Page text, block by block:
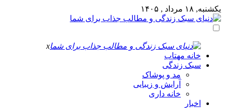
یکشنبه, ۱۸ مرداد , ۱۴۰۵
x
خانه مهتاب
سبک زندگی
مد و پوشاک
آرایش و زیبایی
خانه داری
اخبار